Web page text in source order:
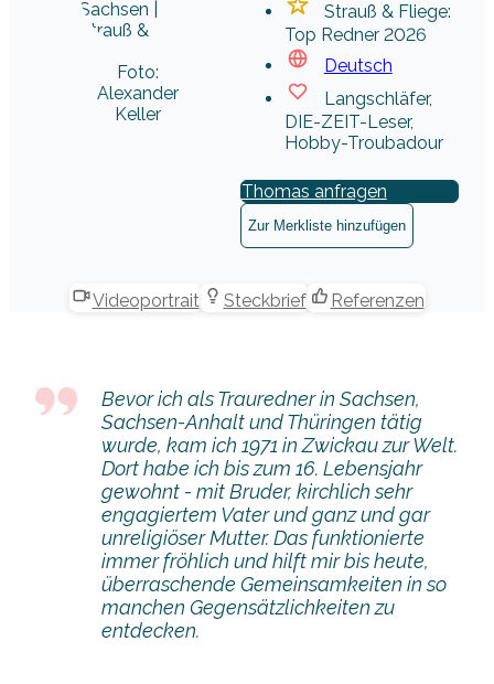
Foto:
Alexander
Keller
Strauß & Fliege:
Top Redner 2026
Deutsch
Langschläfer,
DIE-ZEIT-Leser,
Hobby-Troubadour
Thomas anfragen
Zur Merkliste hinzufügen
Videoportrait Steckbrief Referenzen
Bevor ich als Trauredner in Sachsen,
Sachsen-Anhalt und Thüringen tätig
wurde, kam ich 1971 in Zwickau zur Welt.
Dort habe ich bis zum 16. Lebensjahr
gewohnt - mit Bruder, kirchlich sehr
engagiertem Vater und ganz und gar
unreligiöser Mutter. Das funktionierte
immer fröhlich und hilft mir bis heute,
überraschende Gemeinsamkeiten in so
manchen Gegensätzlichkeiten zu
entdecken.